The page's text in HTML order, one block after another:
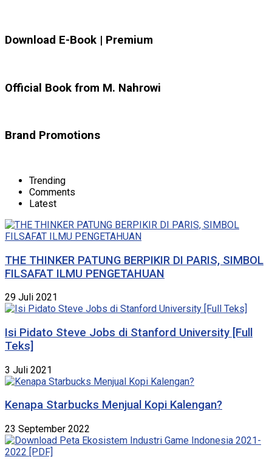
Download E-Book | Premium
Official Book from M. Nahrowi
Brand Promotions
Trending
Comments
Latest
THE THINKER PATUNG BERPIKIR DI PARIS, SIMBOL
FILSAFAT ILMU PENGETAHUAN
29 Juli 2021
Isi Pidato Steve Jobs di Stanford University [Full
Teks]
3 Juli 2021
Kenapa Starbucks Menjual Kopi Kalengan?
23 September 2022